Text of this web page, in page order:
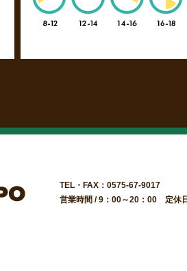
TEL・FAX：0575-67-9017
営業時間 / 9：00～20：00 定休